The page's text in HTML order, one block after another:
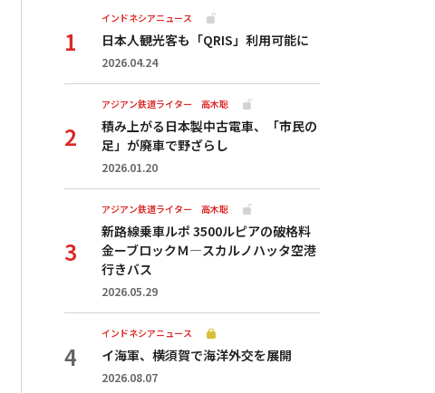
インドネシアニュース
日本人観光客も「QRIS」利用可能に
2026.04.24
アジアン鉄道ライター 高木聡
積み上がる日本製中古電車、「市民の
足」が廃車で野ざらし
2026.01.20
アジアン鉄道ライター 高木聡
新路線乗車ルポ 3500ルピアの破格料
金ーブロックＭ―スカルノハッタ空港
行きバス
2026.05.29
インドネシアニュース
イ海軍、横須賀で海洋外交を展開
2026.08.07